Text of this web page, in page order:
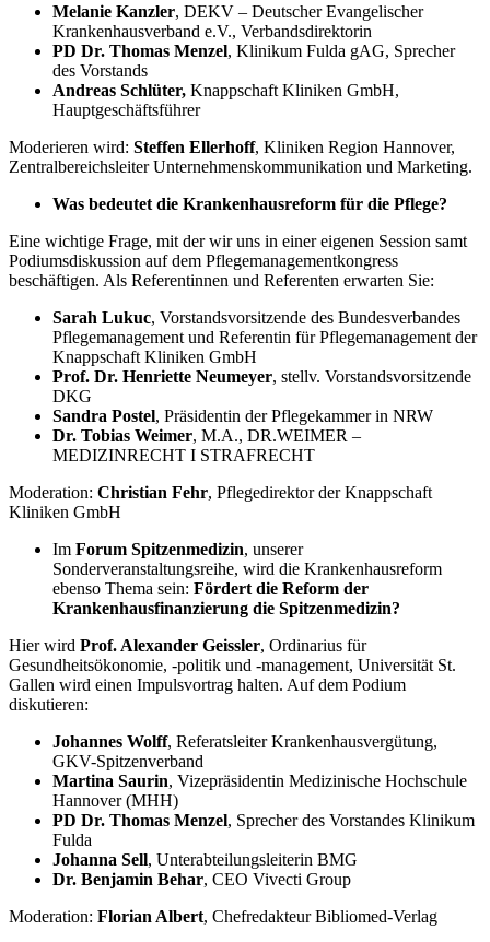
Melanie Kanzler, DEKV – Deutscher Evangelischer
Krankenhausverband e.V., Verbandsdirektorin
PD Dr. Thomas Menzel, Klinikum Fulda gAG, Sprecher
des Vorstands
Andreas Schlüter, Knappschaft Kliniken GmbH,
Hauptgeschäftsführer
Moderieren wird: Steffen Ellerhoff, Kliniken Region Hannover,
Zentralbereichsleiter Unternehmenskommunikation und Marketing.
Was bedeutet die Krankenhausreform für die Pflege?
Eine wichtige Frage, mit der wir uns in einer eigenen Session samt
Podiumsdiskussion auf dem Pflegemanagementkongress
beschäftigen. Als Referentinnen und Referenten erwarten Sie:
Sarah Lukuc, Vorstandsvorsitzende des Bundesverbandes
Pflegemanagement und Referentin für Pflegemanagement der
Knappschaft Kliniken GmbH
Prof. Dr. Henriette Neumeyer, stellv. Vorstandsvorsitzende
DKG
Sandra Postel, Präsidentin der Pflegekammer in NRW
Dr. Tobias Weimer, M.A., DR.WEIMER –
MEDIZINRECHT I STRAFRECHT
Moderation: Christian Fehr, Pflegedirektor der Knappschaft
Kliniken GmbH
Im Forum Spitzenmedizin, unserer
Sonderveranstaltungsreihe, wird die Krankenhausreform
ebenso Thema sein: Fördert die Reform der
Krankenhausfinanzierung die Spitzenmedizin?
Hier wird Prof. Alexander Geissler, Ordinarius für
Gesundheitsökonomie, -politik und -management, Universität St.
Gallen wird einen Impulsvortrag halten. Auf dem Podium
diskutieren:
Johannes Wolff, Referatsleiter Krankenhausvergütung,
GKV-Spitzenverband
Martina Saurin, Vizepräsidentin Medizinische Hochschule
Hannover (MHH)
PD Dr. Thomas Menzel, Sprecher des Vorstandes Klinikum
Fulda
Johanna Sell, Unterabteilungsleiterin BMG
Dr. Benjamin Behar, CEO Vivecti Group
Moderation: Florian Albert, Chefredakteur Bibliomed-Verlag